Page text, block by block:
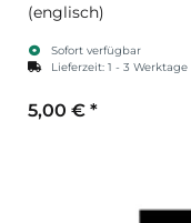
(englisch)
Sofort verfügbar
Lieferzeit: 1 - 3 Werktage
5,00 € *